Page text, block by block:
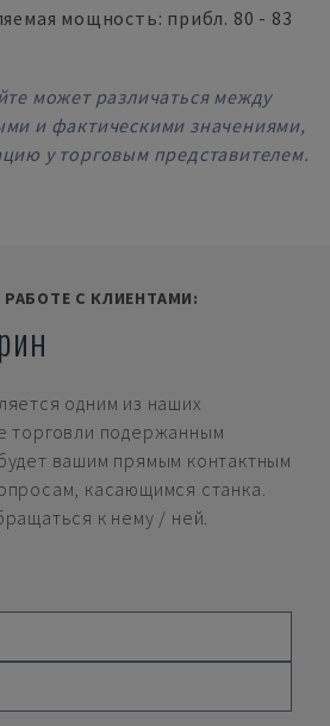
мощность: прибл. 80 - 83
может различаться между
и фактическими значениями,
у торговым представителем.
С КЛИЕНТАМИ:
одним из наших
торговли подержанным
вашим прямым контактным
касающимся станка.
к нему / ней.